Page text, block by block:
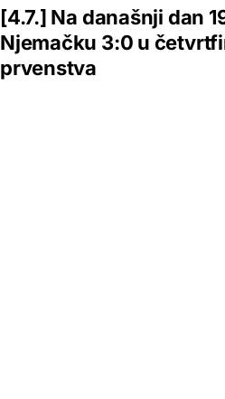
[4.7.] Na današnji dan
Njemačku 3:0 u
prvenstva